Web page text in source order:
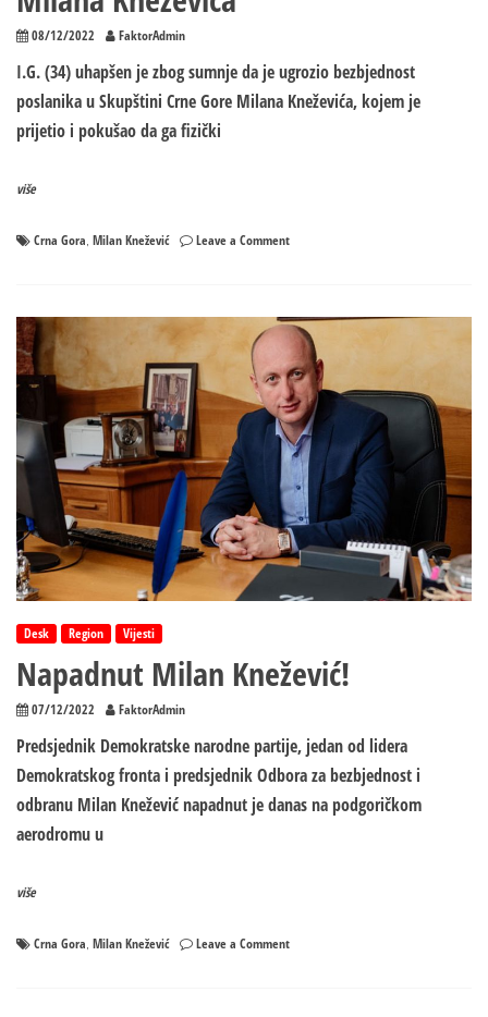
08/12/2022 FaktorAdmin
I.G. (34) uhapšen je zbog sumnje da je ugrozio bezbjednost
poslanika u Skupštini Crne Gore Milana Kneževića, kojem je
prijetio i pokušao da ga fizički
više
Crna Gora Milan Knežević Leave a Commenton
napad
Milana
Kneževića
Desk Region Vijesti
Napadnut Milan Knežević!
07/12/2022 FaktorAdmin
Predsjednik Demokratske narodne partije, jedan od lidera
Demokratskog fronta i predsjednik Odbora za bezbjednost i
odbranu Milan Knežević napadnut je danas na podgoričkom
aerodromu u
više
Crna Gora Milan Knežević Leave a Commenton